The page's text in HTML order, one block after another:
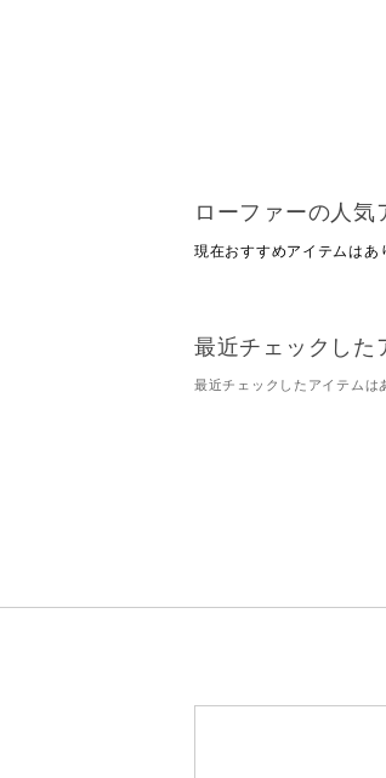
ローファーの人気
現在おすすめアイテムはあ
最近チェックした
最近チェックしたアイテムは